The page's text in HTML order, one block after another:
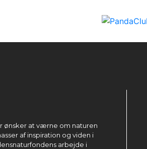
ønsker at værne om naturen
af inspiration og viden i
arbejde i